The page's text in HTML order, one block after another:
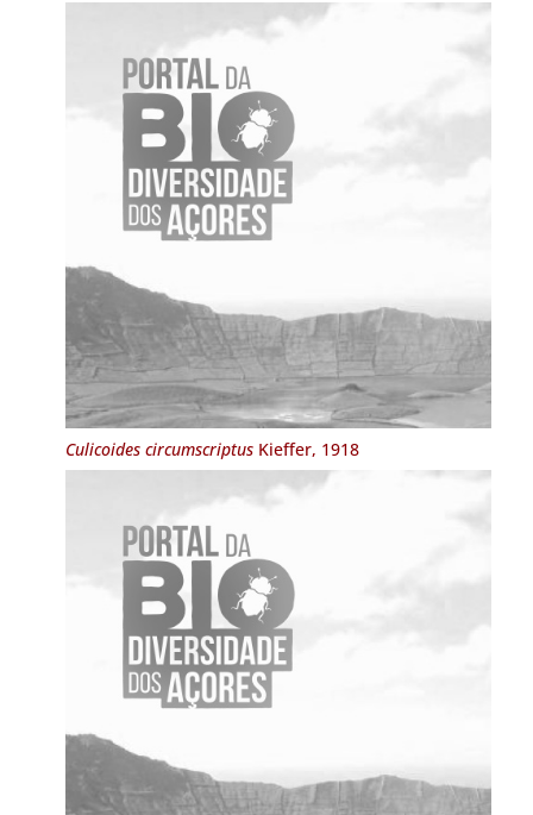
Culicoides circumscriptusKieffer, 1918